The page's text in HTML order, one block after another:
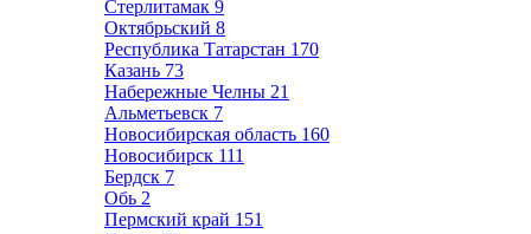
Стерлитамак 9
Октябрьский 8
Республика Татарстан 170
Казань 73
Набережные Челны 21
Альметьевск 7
Новосибирская область 160
Новосибирск 111
Бердск 7
Обь 2
Пермский край 151